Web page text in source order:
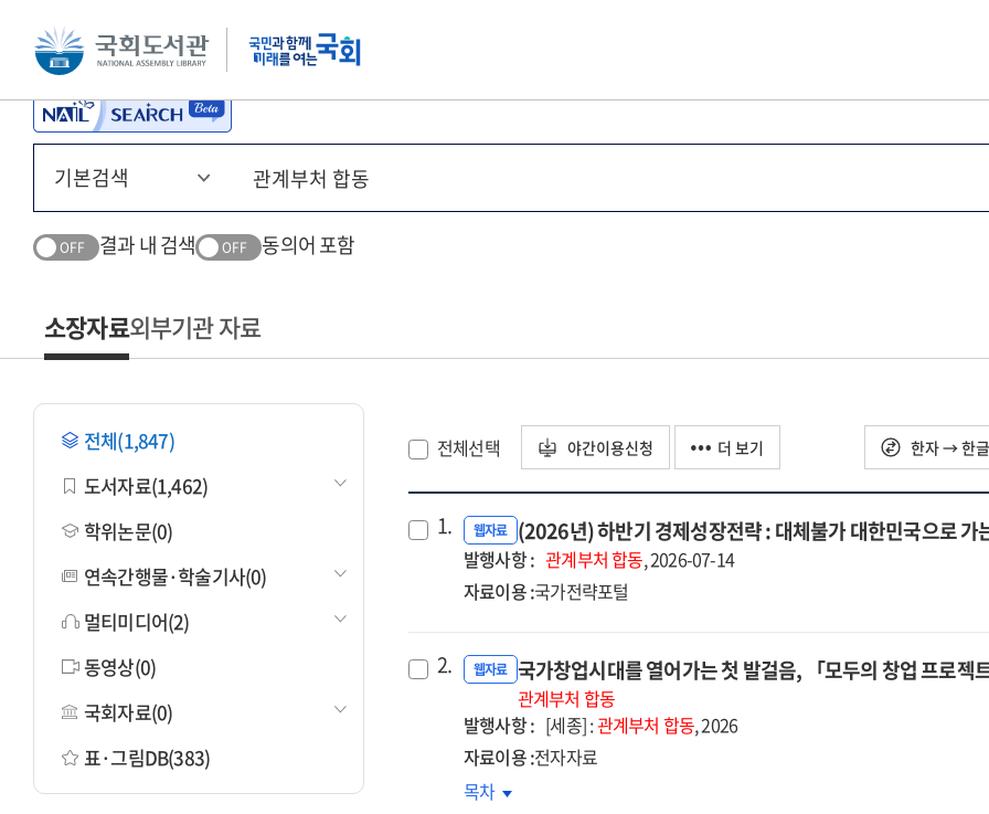
본문 바로가기 주메뉴 바로가기
OFF 결과 내 검색 OFF 동의어 포함
소장자료외부기관 자료
전체(1,847)
도서자료(1,462)
학위논문(0)
연속간행물·학술기사(0)
멀티미디어(2)
동영상(0)
국회자료(0)
표·그림DB(383)
전체선택 야간이용신청 더 보기 한자 → 한글
1. 웹자료 (2026년) 하반기 경제성장전략 : 대체불가 대한민국으로 가
발행사항 : 관계부처합동, 2026-07-14
자료이용 :국가전략포털
2. 웹자료 국가창업시대를 열어가는 첫 발걸음, 「모두의 창업 프로젝
관계부처 합동
발행사항 : [세종] :관계부처 합동, 2026
자료이용 :전자자료
국가창업시대를
목차